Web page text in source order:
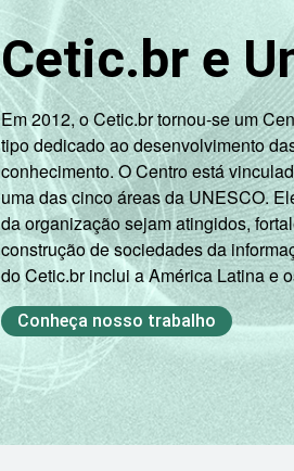
Cetic.br e
Em 2012, o Cetic.br tornou-se um
tipo dedicado ao desenvolvimento
conhecimento. O Centro está
uma das cinco áreas da UNESCO.
da organização sejam atingidos,
construção de sociedades da
do Cetic.br inclui a América Latina e
Conheça nosso trabalho